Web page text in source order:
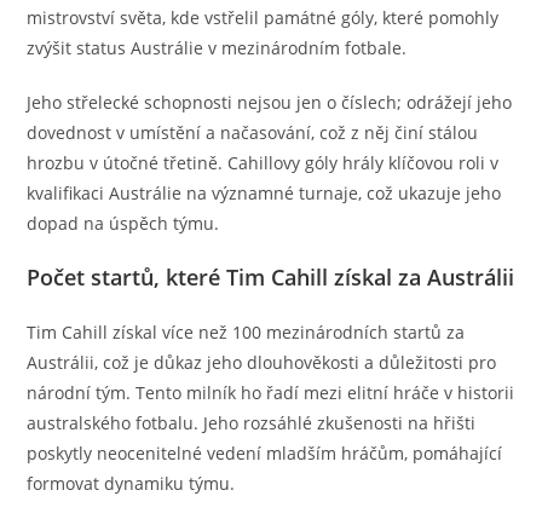
mistrovství světa, kde vstřelil památné góly, které pomohly
zvýšit status Austrálie v mezinárodním fotbale.
Jeho střelecké schopnosti nejsou jen o číslech; odrážejí jeho
dovednost v umístění a načasování, což z něj činí stálou
hrozbu v útočné třetině. Cahillovy góly hrály klíčovou roli v
kvalifikaci Austrálie na významné turnaje, což ukazuje jeho
dopad na úspěch týmu.
Počet startů, které Tim Cahill získal za Austrálii
Tim Cahill získal více než 100 mezinárodních startů za
Austrálii, což je důkaz jeho dlouhověkosti a důležitosti pro
národní tým. Tento milník ho řadí mezi elitní hráče v historii
australského fotbalu. Jeho rozsáhlé zkušenosti na hřišti
poskytly neocenitelné vedení mladším hráčům, pomáhající
formovat dynamiku týmu.